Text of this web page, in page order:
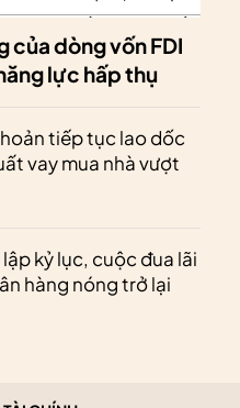
của dòng vốn FDI
lực hấp thụ
tiếp tục lao dốc
vay mua nhà vượt
lập kỷ lục, cuộc đua lãi
hàng nóng trở lại